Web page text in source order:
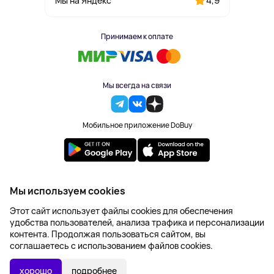
В КОРЗИНУ
Принимаем к оплате
Мы всегда на связи
Мобильное приложение DoBuy
2023-2026 © DoBuy. Все права защищены
Правила обработки персональных данных
Пользовательское соглашение
Оферта
Создание сайта – NetLab
Мы используем cookies
Этот сайт использует файлы cookies для обеспечения
удобства пользователей, анализа трафика и персонализации
контента. Продолжая пользоваться сайтом, вы
соглашаетесь с использованием файлов cookies.
хорошо подробнее